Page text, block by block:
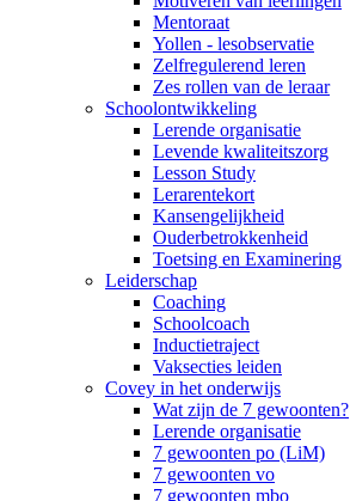
Mentoraat
Yollen - lesobservatie
Zelfregulerend leren
Zes rollen van de leraar
Schoolontwikkeling
Lerende organisatie
Levende kwaliteitszorg
Lesson Study
Lerarentekort
Kansengelijkheid
Ouderbetrokkenheid
Toetsing en Examinering
Leiderschap
Coaching
Schoolcoach
Inductietraject
Vaksecties leiden
Covey in het onderwijs
Wat zijn de 7 gewoonten?
Lerende organisatie
7 gewoonten po (LiM)
7 gewoonten vo
7 gewoonten mbo